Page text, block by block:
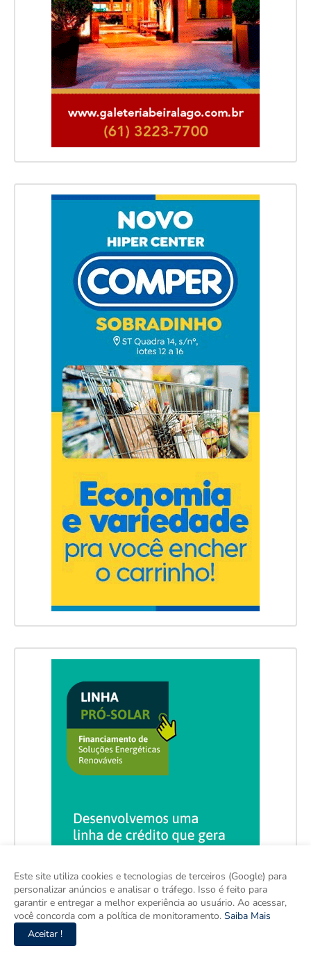
Este site utiliza cookies e tecnologias de terceiros (Google) para
personalizar anúncios e analisar o tráfego. Isso é feito para
garantir e entregar a melhor experiência ao usuário. Ao acessar,
você concorda com a política de monitoramento. Saiba Mais
Aceitar !